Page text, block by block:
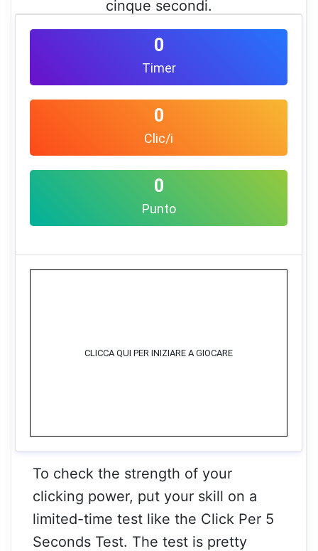
cinque secondi.
0
Timer
0
Clic/i
0
Punto
CLICCA QUI PER INIZIARE A GIOCARE
To check the strength of your
clicking power, put your skill on a
limited-time test like the Click Per 5
Seconds Test. The test is pretty